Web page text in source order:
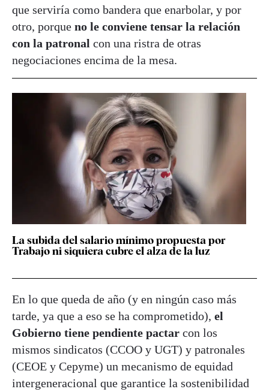
que serviría como bandera que enarbolar, y por
otro, porque no le conviene tensar la relación
con la patronal con una ristra de otras
negociaciones encima de la mesa.
La subida del salario mínimo propuesta por
Trabajo ni siquiera cubre el alza de la luz
En lo que queda de año (y en ningún caso más
tarde, ya que a eso se ha comprometido), el
Gobierno tiene pendiente pactar con los
mismos sindicatos (CCOO y UGT) y patronales
(CEOE y Cepyme) un mecanismo de equidad
intergeneracional que garantice la sostenibilidad